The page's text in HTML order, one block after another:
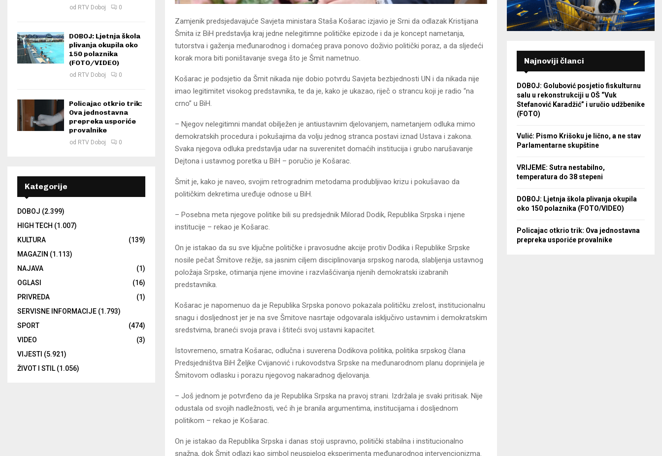
Zamjenik predsjedavajuće Savjeta ministara Staša Košarac izjavio je Srni da odlazak Kristijana
Šmita iz BiH predstavlja kraj jedne nelegitimne političke epizode i da je koncept nametanja,
tutorstva i gaženja međunarodnog i domaćeg prava ponovo doživio politički poraz, a da sljedeći
korak mora biti poništavanje svega što je Šmit nametnuo.
Košarac je podsjetio da Šmit nikada nije dobio potvrdu Savjeta bezbjednosti UN i da nikada nije
imao legitimitet visokog predstavnika, te da je, kako je ukazao, riječ o strancu koji je radio “na
crno” u BiH.
– Njegov nelegitimni mandat obilježen je antiustavnim djelovanjem, nametanjem odluka mimo
demokratskih procedura i pokušajima da volju jednog stranca postavi iznad Ustava i zakona.
Svaka njegova odluka predstavlja udar na suverenitet domaćih institucija i grubo narušavanje
Dejtona i ustavnog poretka u BiH – poručio je Košarac.
Šmit je, kako je naveo, svojim retrogradnim metodama produbljivao krizu i pokušavao da
političkim dekretima uređuje odnose u BiH.
– Posebna meta njegove politike bili su predsjednik Milorad Dodik, Republika Srpska i njene
institucije – rekao je Košarac.
On je istakao da su sve ključne političke i pravosudne akcije protiv Dodika i Republike Srpske
nosile pečat Šmitove režije, sa jasnim ciljem disciplinovanja srpskog naroda, slabljenja ustavnog
položaja Srpske, otimanja njene imovine i razvlašćivanja njenih demokratski izabranih
predstavnika.
Košarac je napomenuo da je Republika Srpska ponovo pokazala političku zrelost, institucionalnu
snagu i dosljednost jer je na sve Šmitove nasrtaje odgovarala isključivo ustavnim i demokratskim
sredstvima, braneći svoja prava i štiteći svoj ustavni kapacitet.
Istovremeno, smatra Košarac, odlučna i suverena Dodikova politika, politika srpskog člana
Predsjedništva BiH Željke Cvijanović i rukovodstva Srpske na međunarodnom planu doprinijela je
Šmitovom odlasku i porazu njegovog nakaradnog djelovanja.
– Јoš jednom je potvrđeno da je Republika Srpska na pravoj strani. Izdržala je svaki pritisak. Nije
odustala od svojih nadležnosti, već ih je branila argumentima, institucijama i dosljednom
politikom – rekao je Košarac.
On je istakao da Republika Srpska i danas stoji uspravno, politički stabilna i institucionalno
snažna, dok Šmit odlazi kao simbol neuspjelog eksperimenta međunarodnog intervencionizma.
od RTV Doboj 0
DOBOJ: Ljetnja škola
plivanja okupila oko
150 polaznika
(FOTO/VIDEO)
od RTV Doboj 0
Policajac otkrio trik:
Ova jednostavna
prepreka usporiće
provalnike
od RTV Doboj 0
Kategorije
DOBOJ (2.399)
HIGH TECH (1.007)
KULTURA
(139)
MAGAZIN (1.113)
NAJAVA
(1)
OGLASI
(16)
PRIVREDA
(1)
SERVISNE INFORMACIJE (1.793)
SPORT
(474)
VIDEO
(3)
VIJESTI (5.921)
ŽIVOT I STIL(1.056)
Najnoviji članci
DOBOJ: Golubović posjetio fiskulturnu
salu u rekonstrukciji u OŠ “Vuk
Stefanović Karadžić” i uručio udžbenike
(FOTO)
Vulić: Pismo Krišoku je lično, a ne stav
Parlamentarne skupštine
VRIJEME: Sutra nestabilno,
temperatura do 38 stepeni
DOBOJ: Ljetnja škola plivanja okupila
oko 150 polaznika (FOTO/VIDEO)
Policajac otkrio trik: Ova jednostavna
prepreka usporiće provalnike